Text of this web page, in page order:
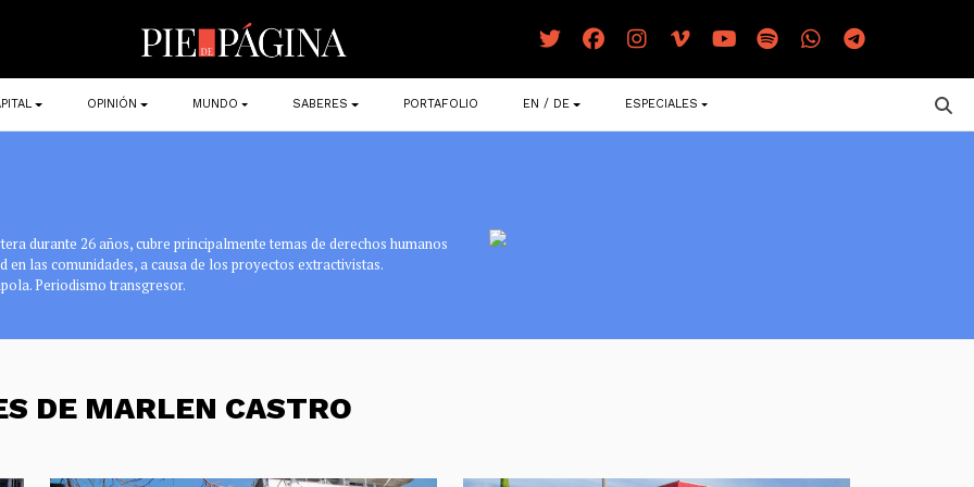
OPINIÓN MUNDO SABERES PORTAFOLIO EN / DE ESPECIALES
durante 26 años, cubre principalmente temas de derechos humanos
las comunidades, a causa de los proyectos extractivistas.
Periodismo transgresor.
DE MARLEN CASTRO